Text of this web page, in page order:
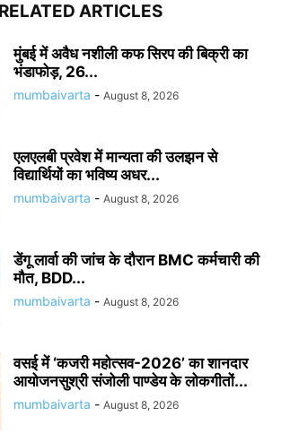
RELATED ARTICLES
मुंबई में अवैध नशीली कफ सिरप की बिक्री का
भंडाफोड़, 26...
mumbaivarta - August 8, 2026
एलएलबी प्रवेश में मान्यता की उलझन से
विद्यार्थियों का भविष्य अधर...
mumbaivarta - August 8, 2026
डेंगू लार्वा की जांच के दौरान BMC कर्मचारी की
मौत, BDD...
mumbaivarta - August 8, 2026
वसई में ‘कजरी महोत्सव-2026’ का शानदार
आयोजनसुश्री संजोली पाण्डेय के लोकगीतों...
mumbaivarta - August 8, 2026